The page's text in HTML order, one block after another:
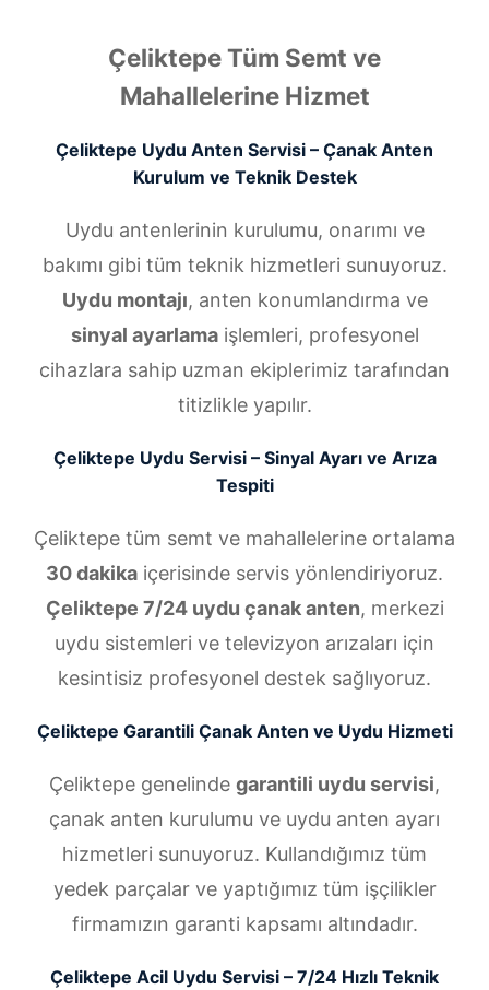
Çeliktepe Tüm Semt ve
Mahallelerine Hizmet
Çeliktepe Uydu Anten Servisi – Çanak Anten
Kurulum ve Teknik Destek
Uydu antenlerinin kurulumu, onarımı ve
bakımı gibi tüm teknik hizmetleri sunuyoruz.
Uydu montajı, anten konumlandırma ve
sinyal ayarlamaişlemleri, profesyonel
cihazlara sahip uzman ekiplerimiz tarafından
titizlikle yapılır.
Çeliktepe Uydu Servisi – Sinyal Ayarı ve Arıza
Tespiti
Çeliktepe tüm semt ve mahallelerine ortalama
30 dakika içerisinde servis yönlendiriyoruz.
Çeliktepe 7/24 uydu çanak anten, merkezi
uydu sistemleri ve televizyon arızaları için
kesintisiz profesyonel destek sağlıyoruz.
Çeliktepe Garantili Çanak Anten ve Uydu Hizmeti
Çeliktepe genelinde garantili uydu servisi,
çanak anten kurulumu ve uydu anten ayarı
hizmetleri sunuyoruz. Kullandığımız tüm
yedek parçalar ve yaptığımız tüm işçilikler
firmamızın garanti kapsamı altındadır.
Çeliktepe Acil Uydu Servisi – 7/24 Hızlı Teknik